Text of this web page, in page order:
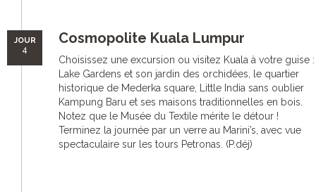
JOUR
4
Cosmopolite Kuala Lumpur
Choisissez une excursion ou visitez Kuala à votre guise :
Lake Gardens et son jardin des orchidées, le quartier
historique de Mederka square, Little India sans oublier
Kampung Baru et ses maisons traditionnelles en bois.
Notez que le Musée du Textile mérite le détour !
Terminez la journée par un verre au Marini’s, avec vue
spectaculaire sur les tours Petronas. (P.déj)